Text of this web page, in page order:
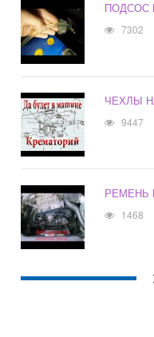
ПОДСОС
7302
ЧЕХЛЫ
9447
РЕМЕНЬ
1468